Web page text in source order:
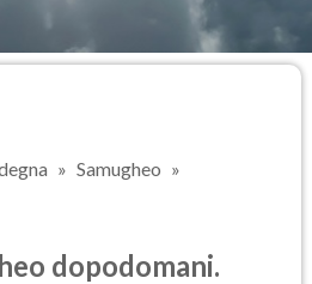
Samugheo
dopodomani.